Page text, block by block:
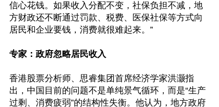
信心花钱。如果收入分配不变，社保负担不减，地
方财政还不断通过罚款、税费、医保社保等方式向
居民和企业要钱，消费就很难起来。”
专家：政府忽略居民收入
香港股票分析师、思睿集团首席经济学家洪灏指
出，中国目前的问题不是单纯景气循环，而是“生产
过剩、消费疲弱”的结构性失衡。他认为，地方政府